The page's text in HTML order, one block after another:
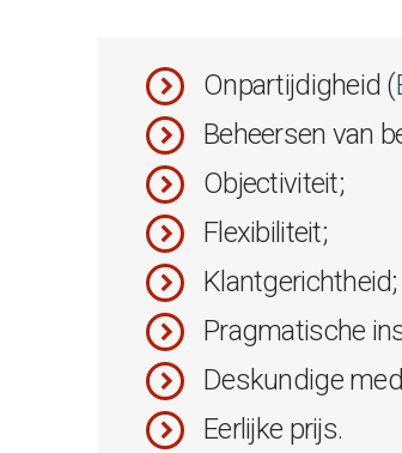
Onpartijdigheid (
Beheersen van
Objectiviteit;
Flexibiliteit;
Klantgerichtheid;
Pragmatische
Deskundige
Eerlijke prijs.